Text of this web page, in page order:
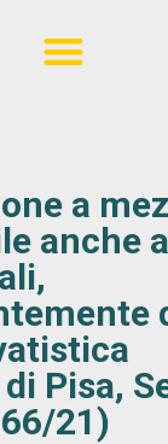
a
anche
Pisa,
21)